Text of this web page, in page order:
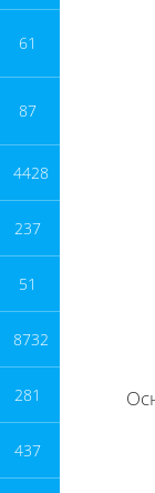
61
87
4428
237
51
8732
281
437